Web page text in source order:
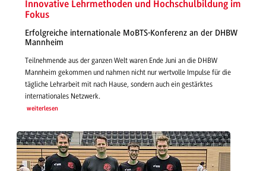
Innovative Lehrmethoden und Hochschulbildung im
Fokus
Erfolgreiche internationale MoBTS-Konferenz an der DHBW
Mannheim
Teilnehmende aus der ganzen Welt waren Ende Juni an die DHBW
Mannheim gekommen und nahmen nicht nur wertvolle Impulse für die
tägliche Lehrarbeit mit nach Hause, sondern auch ein gestärktes
internationales Netzwerk.
weiterlesen